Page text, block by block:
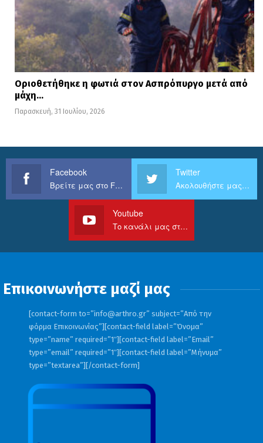
Οριοθετήθηκε η φωτιά στον Ασπρόπυργο μετά από
μάχη…
Παρασκευή, 31 Ιουλίου, 2026
Facebook
Βρείτε μας στο Facebook
Twitter
Ακολουθήστε μας στο Twitter
Youtube
Το κανάλι μας στο Youtube
Επικοινωνήστε μαζί μας
[contact-form to=”info@arthro.gr” subject=”Από την
φόρμα Επικοινωνίας”][contact-field label=”Όνομα”
type=”name” required=”1″][contact-field label=”Email”
type=”email” required=”1″][contact-field label=”Μήνυμα”
type=”textarea”][/contact-form]